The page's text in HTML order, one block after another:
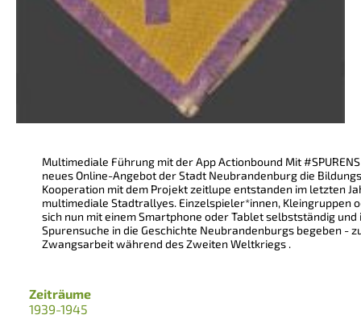
Multimediale Führung mit der App Actionbound Mit
neues Online-Angebot der Stadt Neubrandenburg die
Kooperation mit dem Projekt zeitlupe entstanden im letzten
multimediale Stadtrallyes. Einzelspieler*innen, Kleingruppen
sich nun mit einem Smartphone oder Tablet selbstständig
Spurensuche in die Geschichte Neubrandenburgs begeben -
Zwangsarbeit während des Zweiten Weltkriegs .
Zeiträume
1939-1945